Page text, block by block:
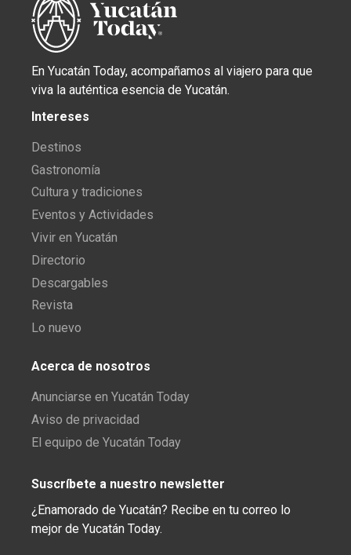
En Yucatán Today, acompañamos al viajero para que
viva la auténtica esencia de Yucatán.
Intereses
Destinos
Gastronomía
Cultura y tradiciones
Eventos y Actividades
Vivir en Yucatán
Directorio
Descargables
Revista
Lo nuevo
Acerca de nosotros
Anunciarse en Yucatán Today
Aviso de privacidad
El equipo de Yucatán Today
Suscríbete a nuestro newsletter
¿Enamorado de Yucatán? Recibe en tu correo lo
mejor de Yucatán Today.